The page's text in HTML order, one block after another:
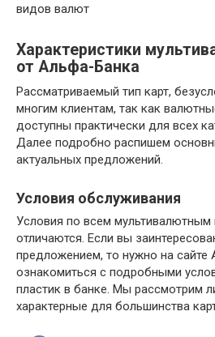
видов валют
Характеристики
от Альфа-Банка
Рассматриваемый тип карт,
многим клиентам, так как
доступны практически для всех
Далее подробно распишем
актуальных предложений.
Условия обслуживания
Условия по всем мультивалютным
отличаются. Если вы
предложением, то нужно на сайте
ознакомиться с подробными
пластик в банке. Мы рассмотрим
характерные для большинства